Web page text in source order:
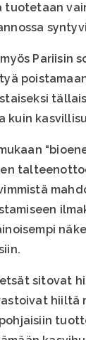
tuotetaan
Pariisin
kuin
sitovat
hiiltä